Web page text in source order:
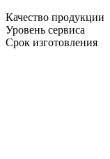
Качество продукции
Уровень сервиса
Срок изготовления